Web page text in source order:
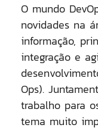
O mundo
novidades na
informação,
integração e
Ops).
trabalho para
tema muito